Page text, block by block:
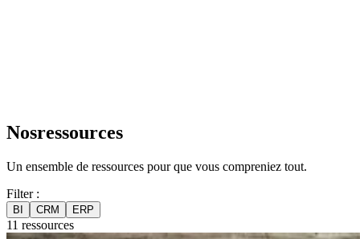
Nosressources
Un ensemble de ressources pour que vous compreniez tout.
Filter :
BI CRM ERP
11 ressources